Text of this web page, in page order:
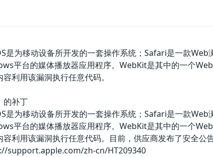
为移动设备所开发的一套操作系统；Safari是一款Web
平台的媒体播放器应用程序。WebKit是其中的一个
利用该漏洞执行任意代码。
的补丁
为移动设备所开发的一套操作系统；Safari是一款Web
平台的媒体播放器应用程序。WebKit是其中的一个
利用该漏洞执行任意代码。目前，供应商发布了安全公
support.apple.com/zh-cn/HT209340